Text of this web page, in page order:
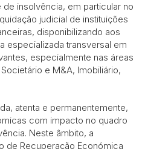
insolvência, em particular no
judicial de instituições
disponibilizando aos
especializada transversal em
especialmente nas áreas
e M&A, Imobiliário,
atenta e permanentemente,
com impacto no quadro
Neste âmbito, a
de Recuperação Económica